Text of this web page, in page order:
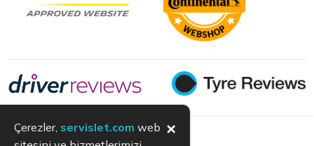
Çerezler, servislet.com web ×